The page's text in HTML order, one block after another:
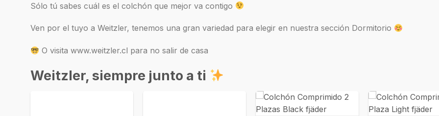
Sólo tú sabes cuál es el colchón que mejor va contigo
Ven por el tuyo a Weitzler, tenemos una gran variedad para elegir en nuestra sección Dormitorio
O visita www.weitzler.cl para no salir de casa
Weitzler, siempre junto a ti